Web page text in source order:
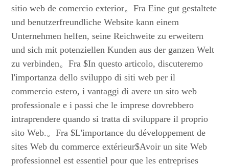
sitio web de comercio exterior。Fra Eine gut gestaltete
und benutzerfreundliche Website kann einem
Unternehmen helfen, seine Reichweite zu erweitern
und sich mit potenziellen Kunden aus der ganzen Welt
zu verbinden。Fra $In questo articolo, discuteremo
l'importanza dello sviluppo di siti web per il
commercio estero, i vantaggi di avere un sito web
professionale e i passi che le imprese dovrebbero
intraprendere quando si tratta di sviluppare il proprio
sito Web.。Fra $L'importance du développement de
sites Web du commerce extérieur$Avoir un site Web
professionnel est essentiel pour que les entreprises